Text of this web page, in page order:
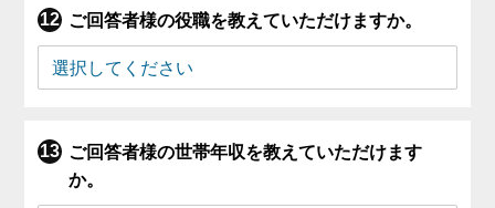
ご回答者様の役職を教えていただけますか。
ご回答者様の世帯年収を教えていただけます
か。